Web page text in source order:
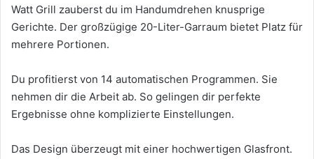
Watt Grill zauberst du im Handumdrehen knusprige
Gerichte. Der großzügige 20-Liter-Garraum bietet Platz für
mehrere Portionen.
Du profitierst von 14 automatischen Programmen. Sie
nehmen dir die Arbeit ab. So gelingen dir perfekte
Ergebnisse ohne komplizierte Einstellungen.
Das Design überzeugt mit einer hochwertigen Glasfront.